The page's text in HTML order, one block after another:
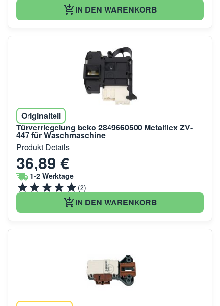
IN DEN WARENKORB
Originalteil
Türverriegelung beko 2849660500 Metalflex ZV-
447 für Waschmaschine
Produkt Details
36,89 €
1-2 Werktage
(2)
IN DEN WARENKORB